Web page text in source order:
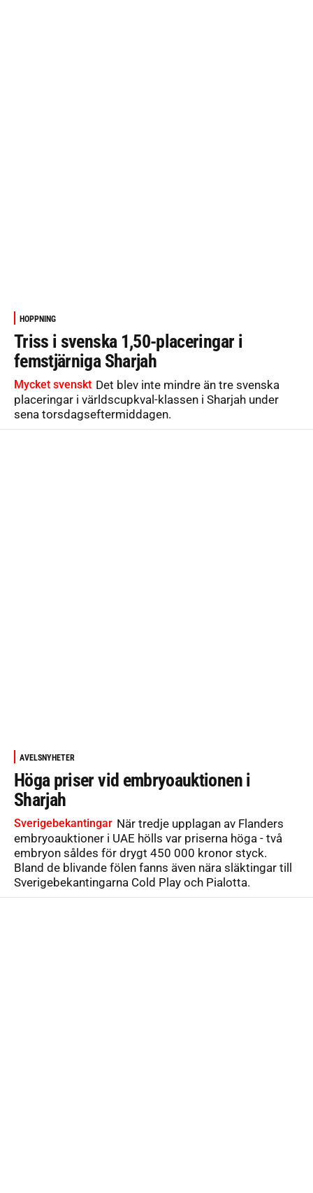
HOPPNING
Triss i svenska 1,50-placeringar i
femstjärniga Sharjah
Mycket svenskt Det blev inte mindre än tre svenska
placeringar i världscupkval-klassen i Sharjah under
sena torsdagseftermiddagen.
AVELSNYHETER
Höga priser vid embryoauktionen i
Sharjah
Sverigebekantingar När tredje upplagan av Flanders
embryoauktioner i UAE hölls var priserna höga - två
embryon såldes för drygt 450 000 kronor styck.
Bland de blivande fölen fanns även nära släktingar till
Sverigebekantingarna Cold Play och Pialotta.